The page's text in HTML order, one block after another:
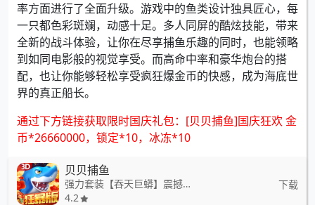
率方面进行了全面升级。游戏中的鱼类设计独具匠心，每
一只都色彩斑斓，动感十足。多人同屏的酷炫技能，带来
全新的战斗体验，让你在尽享捕鱼乐趣的同时，也能领略
到如同电影般的视觉享受。而高命中率和豪华炮台的搭
配，也让你能够轻松享受疯狂爆金币的快感，成为海底世
界的真正船长。
通过下方链接获取限时国庆礼包：[贝贝捕鱼]国庆狂欢 金
币*26660000，锁定*10，冰冻*10
贝贝捕鱼
强力套装【吞天巨蟒】震撼来袭
4.2
下载